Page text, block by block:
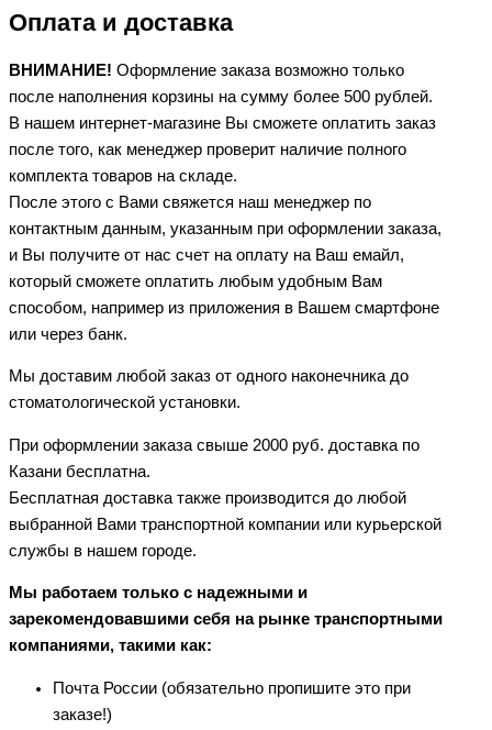
Оплата и доставка
ВНИМАНИЕ! Оформление заказа возможно только
после наполнения корзины на сумму более 500 рублей.
В нашем интернет-магазине Вы сможете оплатить заказ
после того, как менеджер проверит наличие полного
комплекта товаров на складе.
После этого с Вами свяжется наш менеджер по
контактным данным, указанным при оформлении заказа,
и Вы получите от нас счет на оплату на Ваш емайл,
который сможете оплатить любым удобным Вам
способом, например из приложения в Вашем смартфоне
или через банк.
Мы доставим любой заказ от одного наконечника до
стоматологической установки.
При оформлении заказа свыше 2000 руб. доставка по
Казани бесплатна.
Бесплатная доставка также производится до любой
выбранной Вами транспортной компании или курьерской
службы в нашем городе.
Мы работаем только с надежными и
зарекомендовавшими себя на рынке транспортными
компаниями, такими как:
Почта России (обязательно пропишите это при
заказе!)